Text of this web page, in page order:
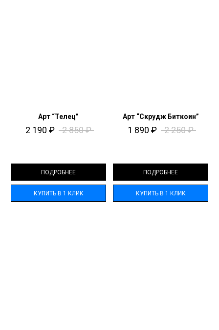
Арт “Телец”
2 190 ₽ 2 850₽
ПОДРОБНЕЕ
КУПИТЬ В 1 КЛИК
Арт “Скрудж Биткоин”
1 890 ₽ 2 250₽
ПОДРОБНЕЕ
КУПИТЬ В 1 КЛИК